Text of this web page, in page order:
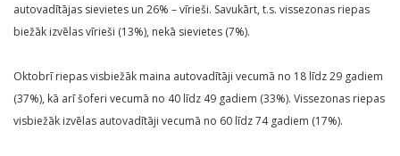
autovadītājas sievietes un 26% – vīrieši. Savukārt, t.s. vissezonas riepas
biežāk izvēlas vīrieši (13%), nekā sievietes (7%).
Oktobrī riepas visbiežāk maina autovadītāji vecumā no 18 līdz 29 gadiem
(37%), kā arī šoferi vecumā no 40 līdz 49 gadiem (33%). Vissezonas riepas
visbiežāk izvēlas autovadītāji vecumā no 60 līdz 74 gadiem (17%).